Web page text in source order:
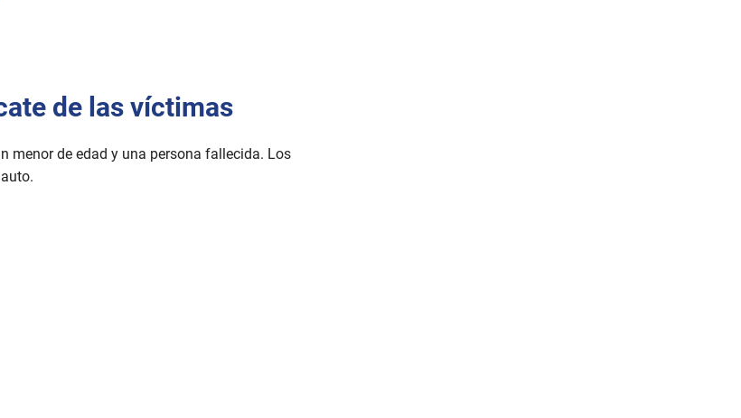
de las víctimas
menor de edad y una persona fallecida. Los